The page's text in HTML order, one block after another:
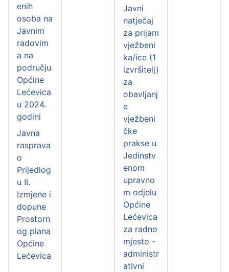
enih
osoba na
Javnim
radovim
a na
području
Općine
Lećevica
u 2024.
godini
Javna
rasprava
o
Prijedlog
u II.
Izmjene i
dopune
Prostorn
og plana
Općine
Lećevica
Javni
natječaj
za prijam
vježbeni
ka/ice (1
izvršitelj)
za
obavljanj
e
vježbeni
čke
prakse u
Jedinstv
enom
upravno
m odjelu
Općine
Lećevica
za radno
mjesto -
administr
ativni